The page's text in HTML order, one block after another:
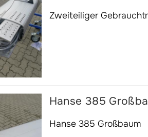
Zweiteiliger
Hanse 385
Hanse 385 Großbaum